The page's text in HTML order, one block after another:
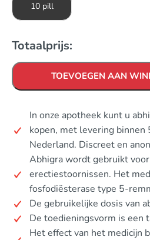
10 pill
Totaalprijs:
TOEVOEGEN AAN
In onze apotheek kunt u
kopen, met levering binnen
Nederland. Discreet en
Abhigra wordt gebruikt
erectiestoornissen. Het
fosfodiësterase type 5-
De gebruikelijke dosis van
De toedieningsvorm is een
Het effect van het medicijn